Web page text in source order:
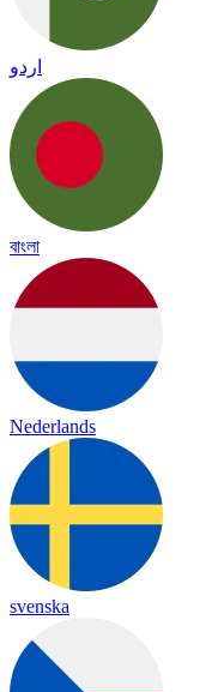
اردو
বাংলা
Nederlands
svenska